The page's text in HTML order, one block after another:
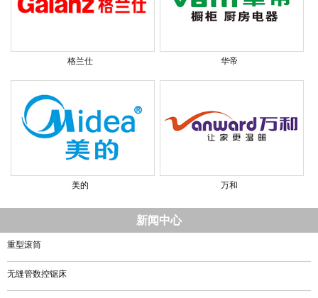
格兰仕 华帝
美的 万和
新闻中心
重型滚筒
无缝管数控锯床